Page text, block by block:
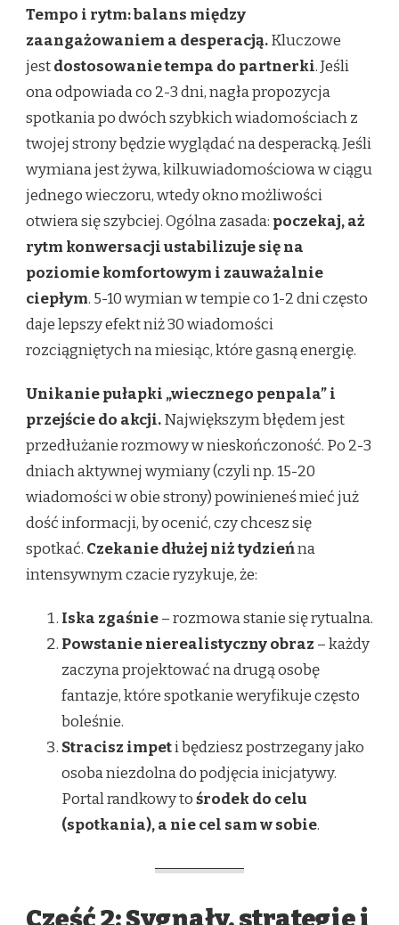
Tempo i rytm: balans między
zaangażowaniem a desperacją.Kluczowe
jestdostosowanie tempa do partnerki. Jeśli
ona odpowiada co 2-3 dni, nagła propozycja
spotkania po dwóch szybkich wiadomościach z
twojej strony będzie wyglądać na desperacką. Jeśli
wymiana jest żywa, kilkuwiadomościowa w ciągu
jednego wieczoru, wtedy okno możliwości
otwiera się szybciej. Ogólna zasada: poczekaj, aż
rytm konwersacji ustabilizuje się na
poziomie komfortowym i zauważalnie
ciepłym. 5-10 wymian w tempie co 1-2 dni często
daje lepszy efekt niż 30 wiadomości
rozciągniętych na miesiąc, które gasną energię.
Unikanie pułapki „wiecznego penpala” i
przejście do akcji.Największym błędem jest
przedłużanie rozmowy w nieskończoność. Po 2-3
dniach aktywnej wymiany (czyli np. 15-20
wiadomości w obie strony) powinieneś mieć już
dość informacji, by ocenić, czy chcesz się
spotkać. Czekanie dłużej niż tydzieńna
intensywnym czacie ryzykuje, że:
Iska zgaśnie– rozmowa stanie się rytualna.
Powstanie nierealistyczny obraz – każdy
zaczyna projektować na drugą osobę
fantazje, które spotkanie weryfikuje często
boleśnie.
Stracisz impeti będziesz postrzegany jako
osoba niezdolna do podjęcia inicjatywy.
Portal randkowy tośrodek do celu
(spotkania), a nie cel sam w sobie.